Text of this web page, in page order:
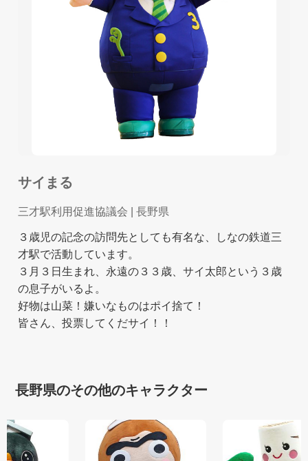
サイまる
三才駅利用促進協議会 | 長野県
３歳児の記念の訪問先としても有名な、しなの鉄道三
才駅で活動しています。
３月３日生まれ、永遠の３３歳、サイ太郎という３歳
の息子がいるよ。
好物は山菜！嫌いなものはポイ捨て！
皆さん、投票してくだサイ！！
長野県のその他のキャラクター